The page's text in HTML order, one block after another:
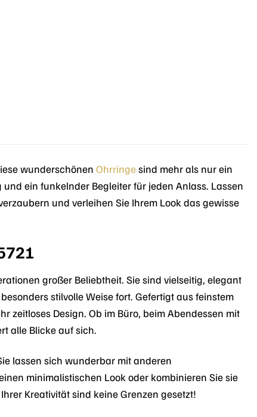
wunderschönen Ohrringesind mehr als nur ein
ein funkelnder Begleiter für jeden Anlass. Lassen
und verleihen Sie Ihrem Look das gewisse
großer Beliebtheit. Sie sind vielseitig, elegant
stilvolle Weise fort. Gefertigt aus feinstem
Design. Ob im Büro, beim Abendessen mit
alle Blicke auf sich.
lassen sich wunderbar mit anderen
minimalistischen Look oder kombinieren Sie sie
Kreativität sind keine Grenzen gesetzt!